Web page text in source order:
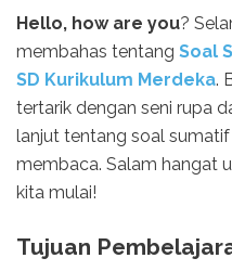
Hello, how are you?
membahas tentang Soal
SD Kurikulum Merdeka.
tertarik dengan seni rupa
lanjut tentang soal sumatif
membaca. Salam hangat
kita mulai!
Tujuan